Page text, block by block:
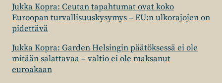
Jukka Kopra: Ceutan tapahtumat ovat koko
Euroopan turvallisuuskysymys – EU:n ulkorajojen on
pidettävä
Jukka Kopra: Garden Helsingin päätöksessä ei ole
mitään salattavaa – valtio ei ole maksanut
euroakaan